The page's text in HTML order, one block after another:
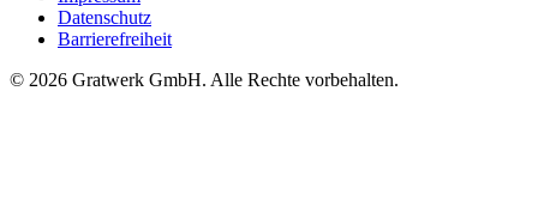
Datenschutz
Barrierefreiheit
© 2026 Gratwerk GmbH. Alle Rechte vorbehalten.